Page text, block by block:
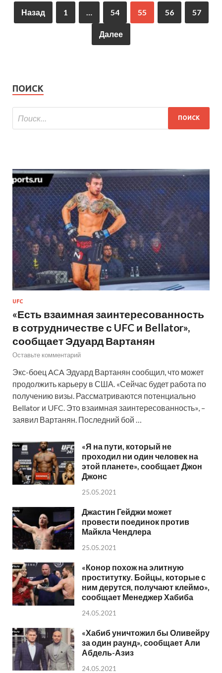
Назад 1 54 55 56 57
Далее
ПОИСК
UFC
«Есть взаимная заинтересованность
в сотрудничестве с UFC и Bellator»,
сообщает Эдуард Вартанян
Оставьте комментарий
Экс-боец ACA Эдуард Вартанян сообщил, что может
продолжить карьеру в США. «Сейчас будет работа по
получению визы. Рассматриваются потенциально
Bellator и UFC. Это взаимная заинтересованность», –
заявил Вартанян. Последний бой …
«Я на пути, который не
проходил ни один человек на
этой планете», сообщает Джон
Джонс
25.05.2021
Джастин Гейджи может
провести поединок против
Майкла Чендлера
25.05.2021
«Конор похож на элитную
проститутку. Бойцы, которые с
ним дерутся, получают клеймо»,
сообщает Менеджер Хабиба
24.05.2021
«Хабиб уничтожил бы Оливейру
за один раунд», сообщает Али
Абдель-Азиз
24.05.2021